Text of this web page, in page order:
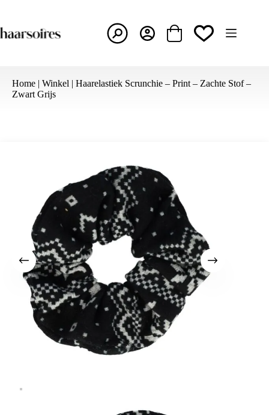
de
inhoud
Winkelwagen
Home | Winkel | Haarelastiek Scrunchie – Print – Zachte Stof –
Zwart Grijs